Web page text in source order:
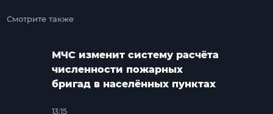
Смотрите также
МЧС изменит систему расчёта
численности пожарных
бригад в населённых пунктах
13:15